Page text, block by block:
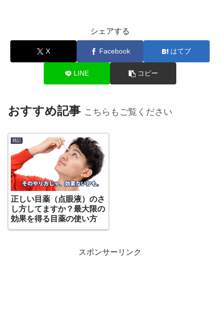
シェアする
X Facebook はてブ
LINE コピー
おすすめ記事 こちらもご覧ください
雑記
正しい目薬（点眼液）のさ
し方してますか？最大限の
効果を得る目薬の使い方
スポンサーリンク